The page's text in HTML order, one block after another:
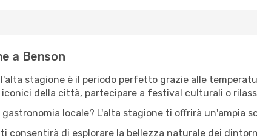
a Benson
stagione è il periodo perfetto grazie alle
della città, partecipare a festival culturali o
locale? L'alta stagione ti offrirà un'ampia
consentirà di esplorare la bellezza naturale dei